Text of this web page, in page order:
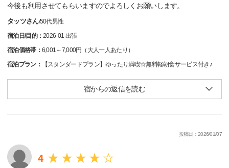
今後も利用させてもらいますのでよろしくお願いします。
タッツさん/50代男性
宿泊日/目的：2026-01 出張
宿泊価格帯： 6,001～7,000円（大人一人あたり）
宿泊プラン：
【スタンダードプラン】ゆったり満喫☆無料軽朝食サービス付き♪
宿からの返信を読む
投稿日：2026/01/07
4